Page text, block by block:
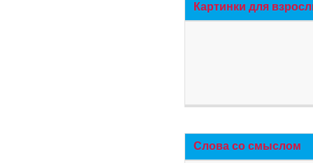
Картинки для
Слова со смыслом